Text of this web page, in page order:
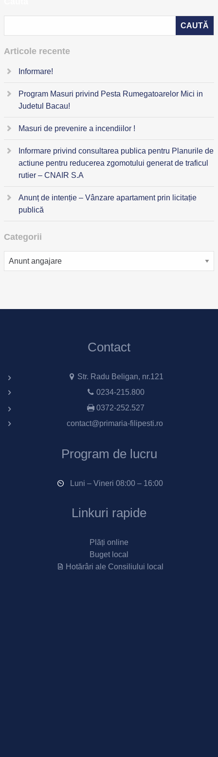
Articole recente
Informare!
Program Masuri privind Pesta Rumegatoarelor Mici in
Judetul Bacau!
Masuri de prevenire a incendiilor !
Informare privind consultarea publica pentru Planurile de
actiune pentru reducerea zgomotului generat de traficul
rutier – CNAIR S.A
Anunț de intenție – Vânzare apartament prin licitație
publică
Categorii
Categorii
Contact
Str. Radu Beligan, nr.121
0234-215.800
0372-252.527
contact@primaria-filipesti.ro
Program de lucru
Luni – Vineri 08:00 – 16:00
Linkuri rapide
Plăți online
Buget local
Hotărâri ale Consiliului local